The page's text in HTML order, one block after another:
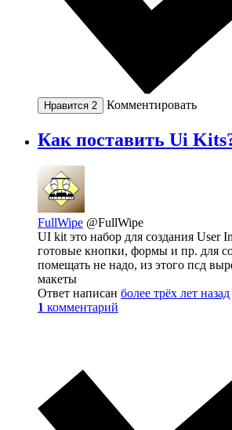
Нравится 2 Комментировать
Как поставить Ui
FullWipe @FullWipe
UI kit это набор для создания User
готовые кнопки, формы и пр. для
помещать не надо, из этого псд
макеты
Ответ написан более трёх лет назад
1 комментарий